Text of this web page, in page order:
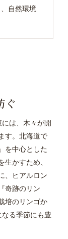
自然環境
ぐ
は、木々が開
す。北海道で
を中心とした
かすため、
、ヒアルロン
奇跡のリン
培のリンゴか
る季節にも豊